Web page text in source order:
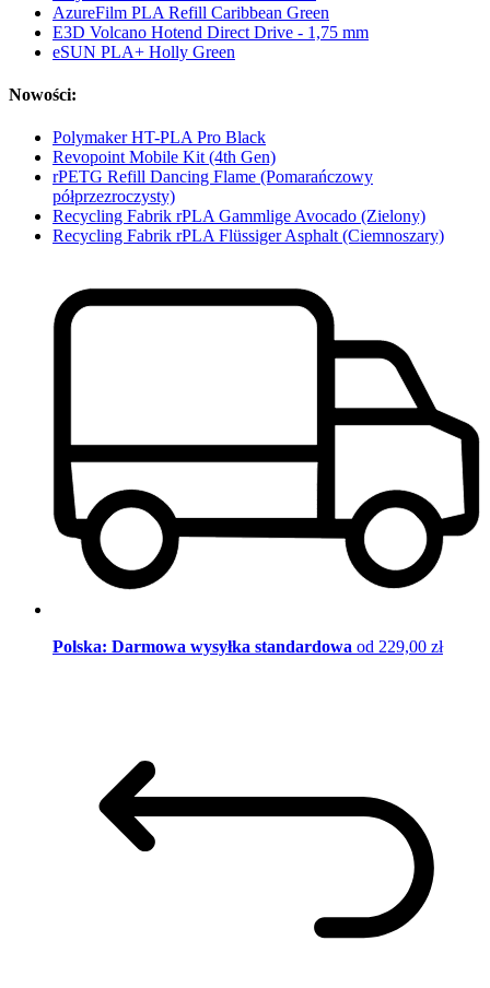
AzureFilm PLA Refill Caribbean Green
E3D Volcano Hotend Direct Drive - 1,75 mm
eSUN PLA+ Holly Green
Nowości:
Polymaker HT-PLA Pro Black
Revopoint Mobile Kit (4th Gen)
rPETG Refill Dancing Flame (Pomarańczowy
półprzezroczysty)
Recycling Fabrik rPLA Gammlige Avocado (Zielony)
Recycling Fabrik rPLA Flüssiger Asphalt (Ciemnoszary)
Polska: Darmowa wysyłka standardowa od 229,00 zł